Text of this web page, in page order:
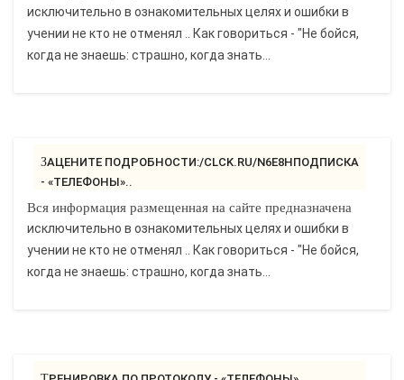
исключительно в ознакомительных целях и ошибки в
учении не кто не отменял .. Как говориться - "Не бойся,
когда не знаешь: страшно, когда знать...
ЗАЦЕНИТЕ ПОДРОБНОСТИ:/CLCK.RU/N6E8HПОДПИСКА
- «ТЕЛЕФОНЫ»..
Вся информация размещенная на сайте предназначена
исключительно в ознакомительных целях и ошибки в
учении не кто не отменял .. Как говориться - "Не бойся,
когда не знаешь: страшно, когда знать...